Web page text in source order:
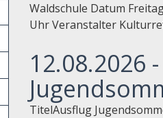
Waldschule Datum
Uhr Veranstalter
12.08.2026
TitelAusflug